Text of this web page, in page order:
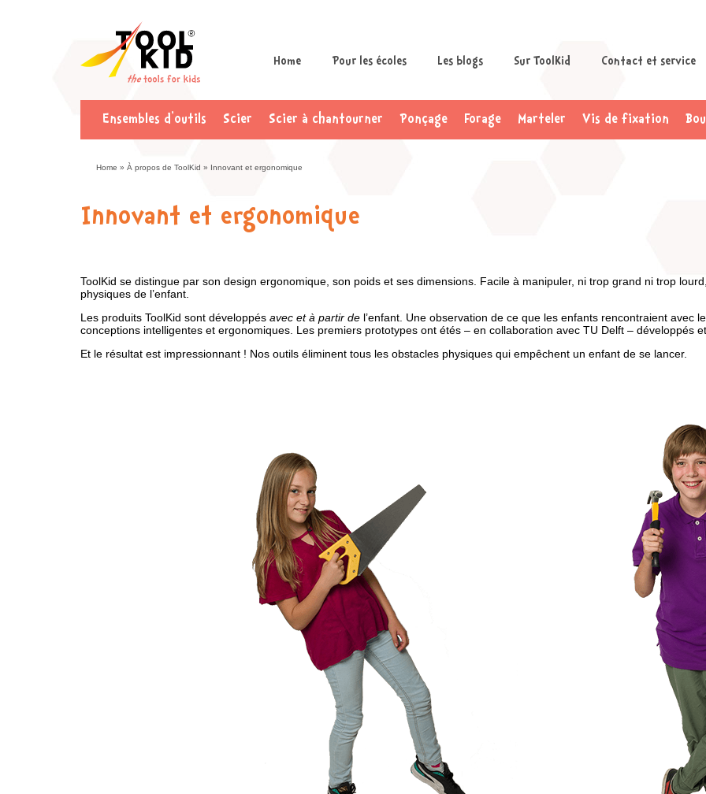
Home Pour les écoles Les blogs Sur ToolKid Contact et service
Ensembles d’outils Scier Scier à chantourner Ponçage Forage Marteler Vis de fixation
Home » À propos de ToolKid » Innovant et ergonomique
Innovant et ergonomique
ToolKid se distingue par son design ergonomique, son poids et ses dimensions. Facile à manipuler, ni trop grand ni trop
physiques de l’enfant.
Les produits ToolKid sont développés avec et à partir de l’enfant. Une observation de ce que les enfants rencontraient avec
conceptions intelligentes et ergonomiques. Les premiers prototypes ont étés – en collaboration avec TU Delft – développés
Et le résultat est impressionnant ! Nos outils éliminent tous les obstacles physiques qui empêchent un enfant de se lancer.